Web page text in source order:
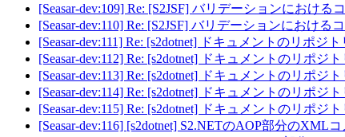
[Seasar-dev:109] Re: [S2JSF] バリデーションにおける
[Seasar-dev:110] Re: [S2JSF] バリデーションにおける
[Seasar-dev:111] Re: [s2dotnet] ドキュメントのリポジト
[Seasar-dev:112] Re: [s2dotnet] ドキュメントのリポジト
[Seasar-dev:113] Re: [s2dotnet] ドキュメントのリポジト
[Seasar-dev:114] Re: [s2dotnet] ドキュメントのリポジト
[Seasar-dev:115] Re: [s2dotnet] ドキュメントのリポジト
[Seasar-dev:116] [s2dotnet] S2.NETのAOP部分のXML